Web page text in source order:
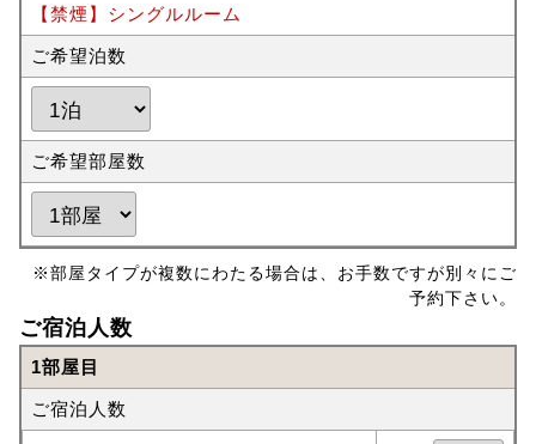
【禁煙】シングルルーム
ご希望泊数
ご希望部屋数
※部屋タイプが複数にわたる場合は、お手数ですが別々にご
予約下さい。
ご宿泊人数
1部屋目
ご宿泊人数